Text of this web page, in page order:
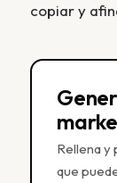
copiar y
Rellena y
que